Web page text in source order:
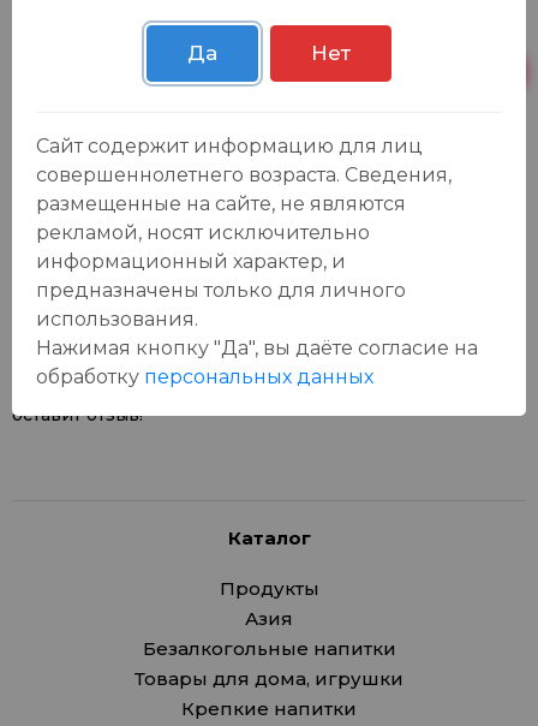
23:00
Отзывы:
Оставить отзыв
У данного товара еще нет отзывов, будьте первым, кто
оставит отзыв!
Каталог
Продукты
Азия
Безалкогольные напитки
Товары для дома, игрушки
Крепкие напитки
Да Нет
Сайт содержит информацию для лиц
совершеннолетнего возраста. Сведения,
размещенные на сайте, не являются
рекламой, носят исключительно
информационный характер, и
предназначены только для личного
использования.
Нажимая кнопку "Да", вы даёте cогласие на
обработку персональных данных